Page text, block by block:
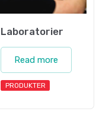
Laboratorier
Read more
PRODUKTER